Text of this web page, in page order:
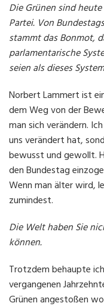
Die Grünen sind
Partei. Von
stammt das Bonmot,
parlamentarische
seien als dieses
Norbert Lammert ist
dem Weg von der
man sich verändern.
uns verändert hat,
bewusst und gewollt.
den Bundestag
Wenn man älter wird,
zumindest.
Die Welt haben Sie
können.
Trotzdem behaupte
vergangenen
Grünen angestoßen